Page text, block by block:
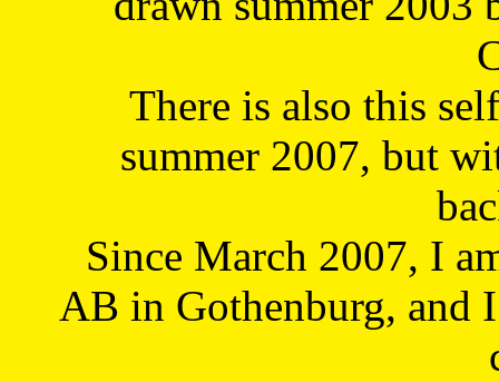
There is also this
summer 2007, but
Since March 2007, I
AB in Gothenburg, and